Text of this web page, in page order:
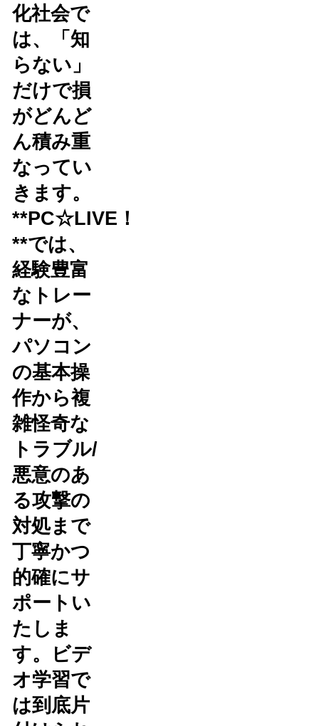
化社会で
は、「知
らない」
だけで損
がどんど
ん積み重
なってい
きます。
**PC☆LIVE！
**では、
経験豊富
なトレー
ナーが、
パソコン
の基本操
作から複
雑怪奇な
トラブル/
悪意のあ
る攻撃の
対処まで
丁寧かつ
的確にサ
ポートい
たしま
す。ビデ
オ学習で
は到底片